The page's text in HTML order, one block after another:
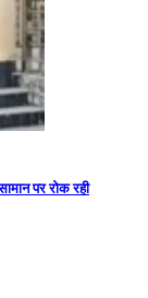
पर रोक रही